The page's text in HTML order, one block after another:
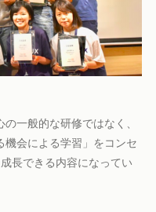
一般的な研修ではなく、
会による学習」をコンセ
長できる内容になってい